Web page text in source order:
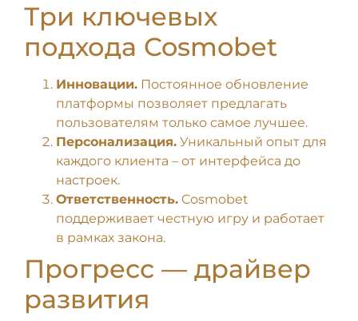
Три ключевых
подхода Cosmobet
Инновации. Постоянное обновление
платформы позволяет предлагать
пользователям только самое лучшее.
Персонализация. Уникальный опыт для
каждого клиента – от интерфейса до
настроек.
Ответственность. Cosmobet
поддерживает честную игру и работает
в рамках закона.
Прогресс — драйвер
развития